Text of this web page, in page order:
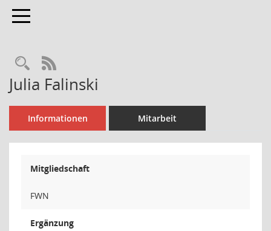
Toggle navigation
Rechercheauswahl
RSS-Feed
Julia Falinski
Informationen Mitarbeit
Mitgliedschaft
FWN
Ergänzung